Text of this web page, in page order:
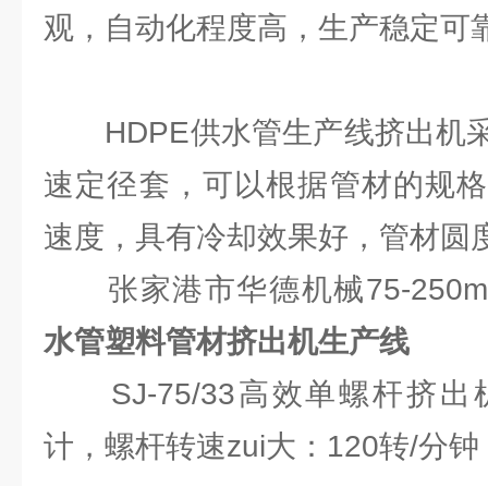
观，自动化程度高，生产稳定可
HDPE供水管生产线挤出机
速定径套，可以根据管材的规
速度，具有冷却效果好，管材圆
张家港市华德机械75-
水管塑料管材挤出机生产线
SJ-75/33高效单螺杆挤出
计，螺杆转速zui大：120转/分钟